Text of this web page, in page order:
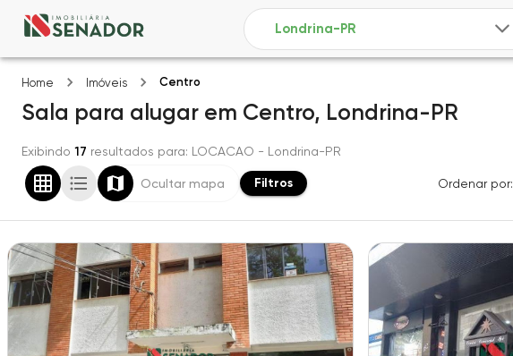
Home Imóveis Centro
Sala para alugar em Centro, Londrina-PR
Exibindo 17 resultados para: LOCACAO - Londrina-PR
Ocultar mapa Filtros Ordenar por: